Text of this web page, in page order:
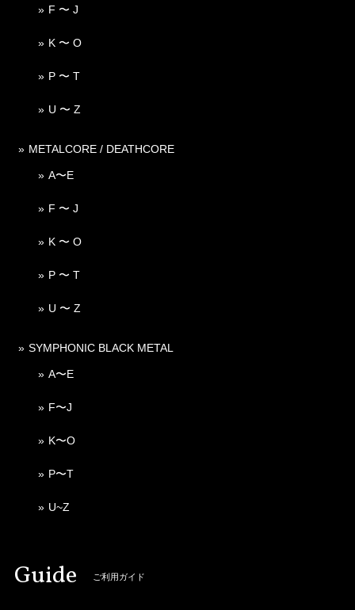
F 〜 J
K 〜 O
P 〜 T
U 〜 Z
METALCORE / DEATHCORE
A〜E
F 〜 J
K 〜 O
P 〜 T
U 〜 Z
SYMPHONIC BLACK METAL
A〜E
F〜J
K〜O
P〜T
U~Z
Guide ご利用ガイド